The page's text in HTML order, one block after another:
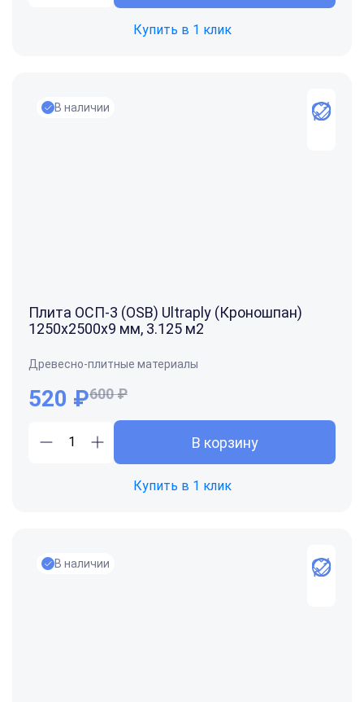
Купить в 1 клик
В наличии
Плита ОСП-3 (OSB) Ultraply (Кроношпан)
1250x2500x9 мм, 3.125 м2
Древесно-плитные материалы
520 ₽600 ₽
В корзину
Купить в 1 клик
В наличии